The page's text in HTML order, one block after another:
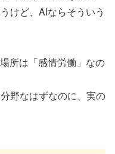
けど、AIならそういう
所は「感情労働」なの
野なはずなのに、実の